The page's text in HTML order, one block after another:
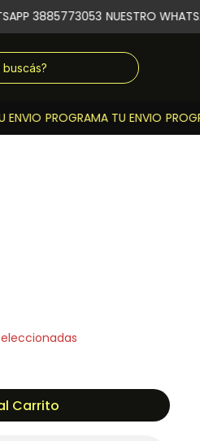
PROGRAMA TU ENVIO
3885773053 NUESTRO
Carrito